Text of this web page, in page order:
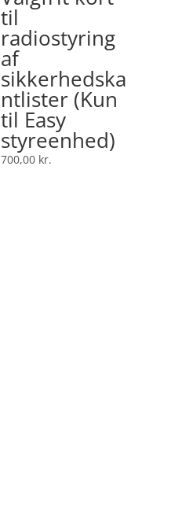
til
radiostyring
af
sikkerhedska
ntlister (Kun
til Easy
styreenhed)
700,00 kr.